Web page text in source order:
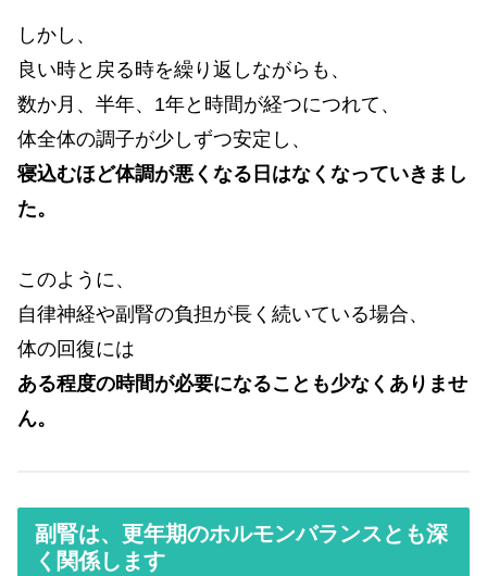
しかし、
良い時と戻る時を繰り返しながらも、
数か月、半年、1年と時間が経つにつれて、
体全体の調子が少しずつ安定し、
寝込むほど体調が悪くなる日はなくなっていきまし
た。
このように、
自律神経や副腎の負担が長く続いている場合、
体の回復には
ある程度の時間が必要になることも少なくありませ
ん。
副腎は、更年期のホルモンバランスとも深
く関係します